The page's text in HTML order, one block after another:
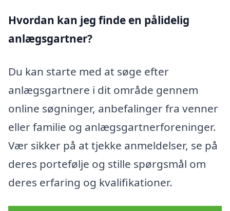
Hvordan kan jeg finde en pålidelig
anlægsgartner?
Du kan starte med at søge efter
anlægsgartnere i dit område gennem
online søgninger, anbefalinger fra venner
eller familie og anlægsgartnerforeninger.
Vær sikker på at tjekke anmeldelser, se på
deres portefølje og stille spørgsmål om
deres erfaring og kvalifikationer.